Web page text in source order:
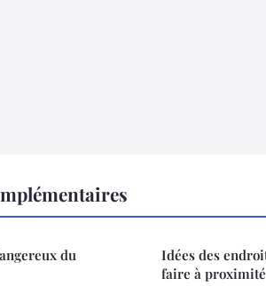
du
Idées des
faire à proximité